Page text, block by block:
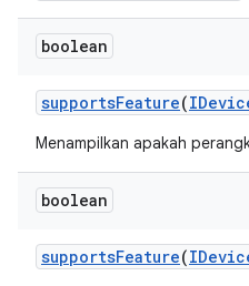
boolean
supportsFeature(
Menampilkan apakah
boolean
supportsFeature(